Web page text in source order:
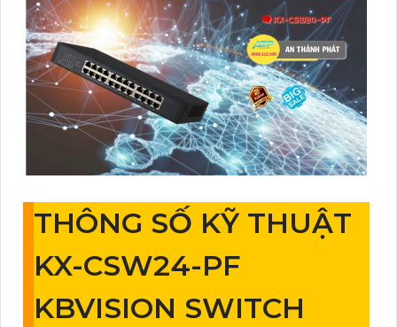
THÔNG SỐ KỸ THUẬT
KX-CSW24-PF
KBVISION SWITCH